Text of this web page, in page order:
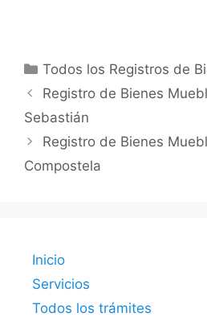
Categorías
Todos los Registros de
Registro de Bienes
Sebastián
Registro de Bienes
Compostela
Inicio
Servicios
Todos los trámites